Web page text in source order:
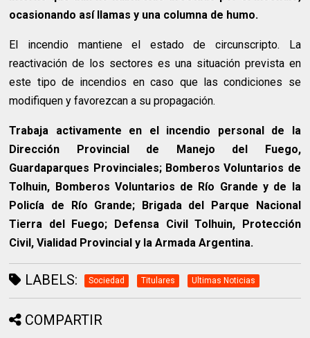
ocasionando así llamas y una columna de humo.
El incendio mantiene el estado de circunscripto. La
reactivación de los sectores es una situación prevista en
este tipo de incendios en caso que las condiciones se
modifiquen y favorezcan a su propagación.
Trabaja activamente en el incendio personal de la
Dirección Provincial de Manejo del Fuego,
Guardaparques Provinciales; Bomberos Voluntarios de
Tolhuin, Bomberos Voluntarios de Río Grande y de la
Policía de Río Grande; Brigada del Parque Nacional
Tierra del Fuego; Defensa Civil Tolhuin, Protección
Civil, Vialidad Provincial y la Armada Argentina.
LABELS: Sociedad Titulares Ultimas Noticias
COMPARTIR